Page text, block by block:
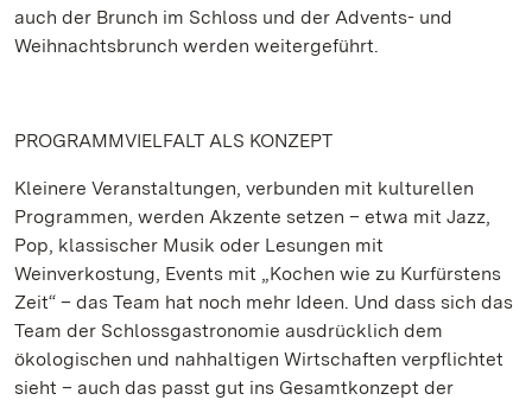
auch der Brunch im Schloss und der Advents- und
Weihnachtsbrunch werden weitergeführt.
PROGRAMMVIELFALT ALS KONZEPT
Kleinere Veranstaltungen, verbunden mit kulturellen
Programmen, werden Akzente setzen – etwa mit Jazz,
Pop, klassischer Musik oder Lesungen mit
Weinverkostung, Events mit „Kochen wie zu Kurfürstens
Zeit“ – das Team hat noch mehr Ideen. Und dass sich das
Team der Schlossgastronomie ausdrücklich dem
ökologischen und nahhaltigen Wirtschaften verpflichtet
sieht – auch das passt gut ins Gesamtkonzept der